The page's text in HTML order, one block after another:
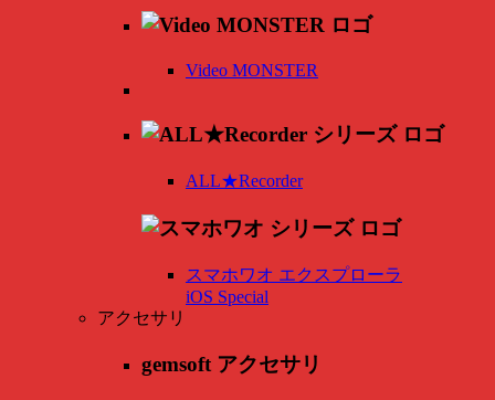
Video MONSTER
ALL★Recorder
スマホワオ エクスプローラ
iOS Special
アクセサリ
gemsoft アクセサリ